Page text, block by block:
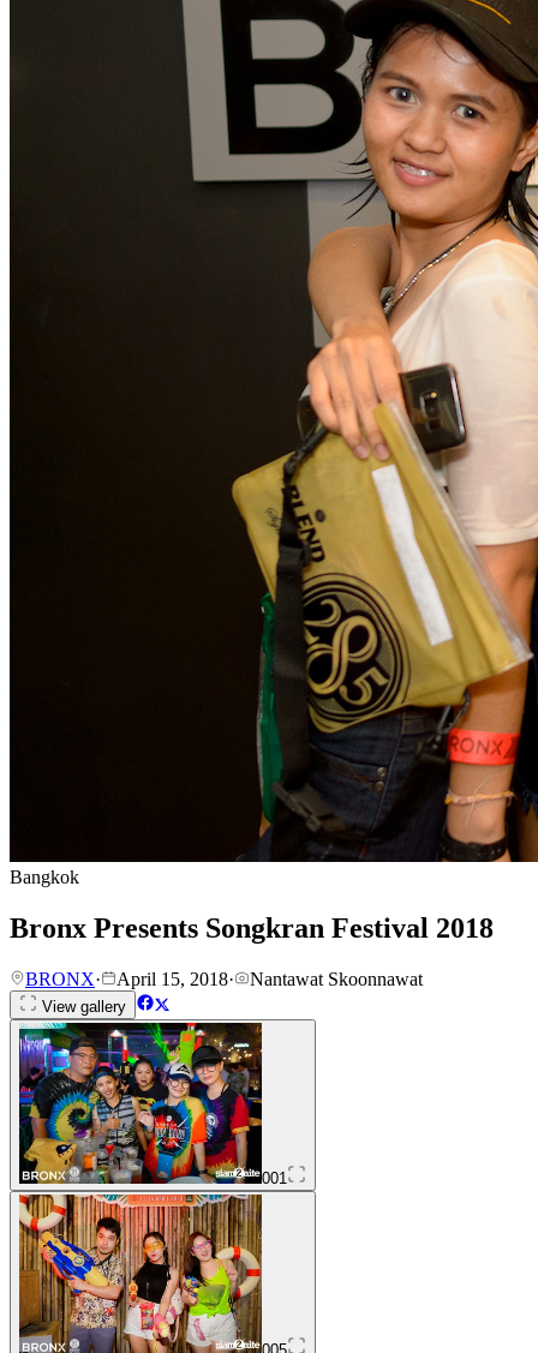
Bangkok
Bronx Presents Songkran Festival 2018
BRONX· April 15, 2018· Nantawat Skoonnawat
View gallery
001